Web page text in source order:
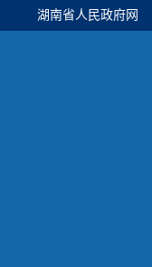
湖南省人民政府网